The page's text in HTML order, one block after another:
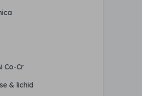
Co-Cr
& lichid